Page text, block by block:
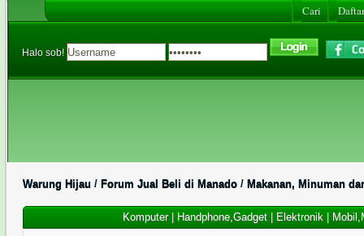
Cari
Halo sob!
Warung Hijau / Forum Jual Beli di Manado / Makanan, Minuman
Komputer| Handphone,Gadget| Elektronik|